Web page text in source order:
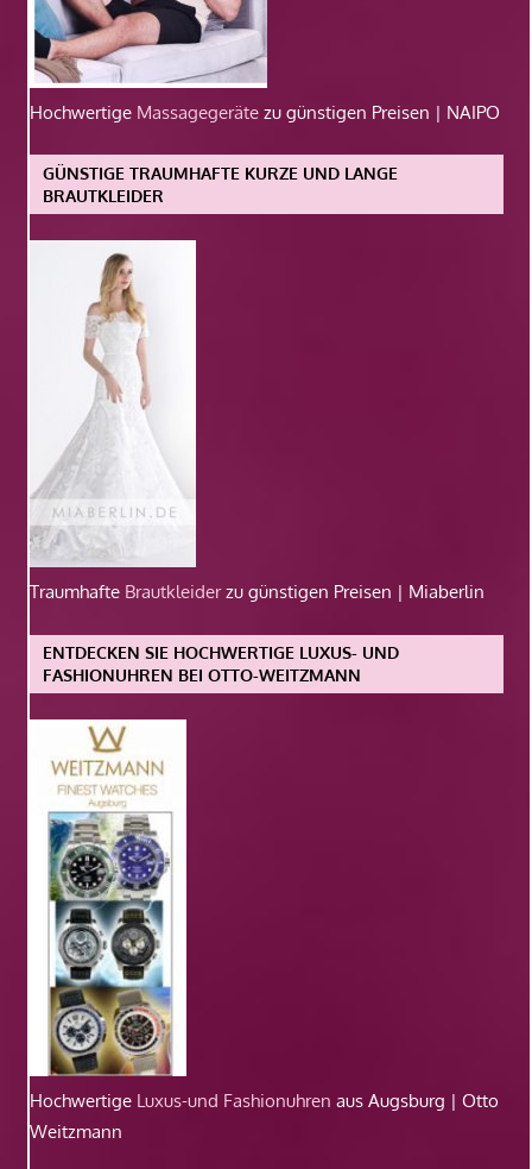
Hochwertige Massagegeräte zu günstigen Preisen | NAIPO
GÜNSTIGE TRAUMHAFTE KURZE UND LANGE
BRAUTKLEIDER
Traumhafte Brautkleiderzu günstigen Preisen | Miaberlin
ENTDECKEN SIE HOCHWERTIGE LUXUS- UND
FASHIONUHREN BEI OTTO-WEITZMANN
Hochwertige Luxus-und Fashionuhren aus Augsburg | Otto
Weitzmann